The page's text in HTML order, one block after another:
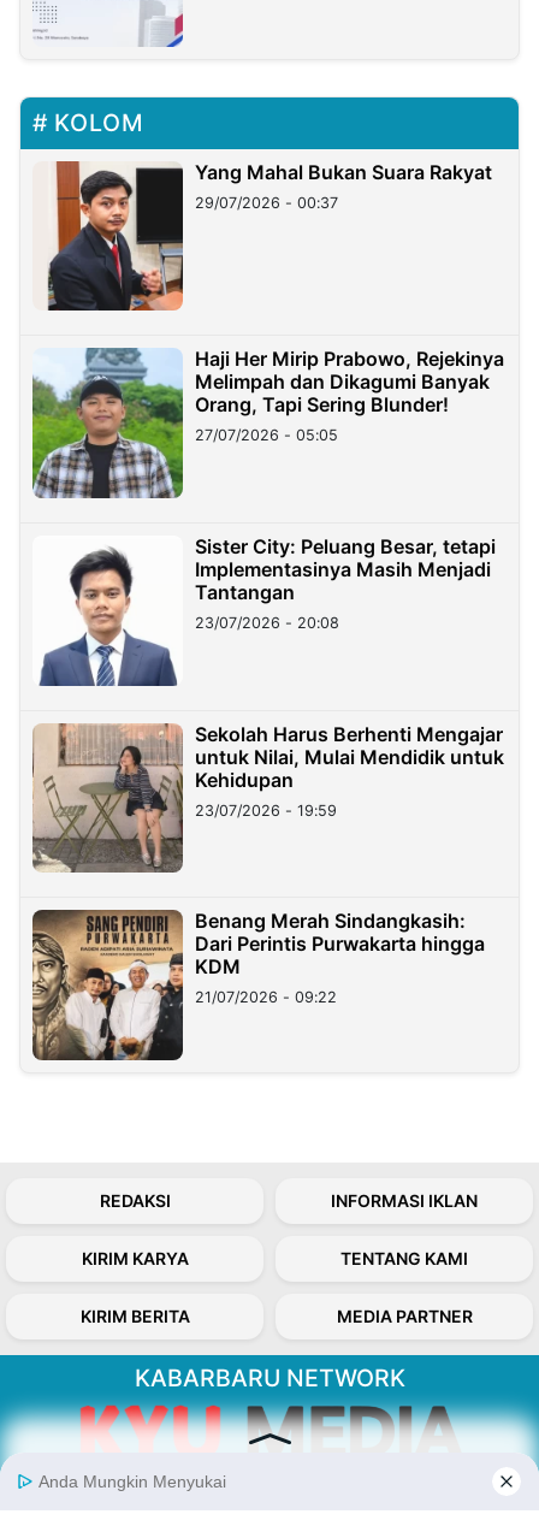
KOLOM
Yang Mahal Bukan Suara Rakyat
29/07/2026 - 00:37
Haji Her Mirip Prabowo, Rejekinya
Melimpah dan Dikagumi Banyak
Orang, Tapi Sering Blunder!
27/07/2026 - 05:05
Sister City: Peluang Besar, tetapi
Implementasinya Masih Menjadi
Tantangan
23/07/2026 - 20:08
Sekolah Harus Berhenti Mengajar
untuk Nilai, Mulai Mendidik untuk
Kehidupan
23/07/2026 - 19:59
Benang Merah Sindangkasih:
Dari Perintis Purwakarta hingga
KDM
21/07/2026 - 09:22
REDAKSI INFORMASI IKLAN
KIRIM KARYA TENTANG KAMI
KIRIM BERITA MEDIA PARTNER
KABARBARU NETWORK